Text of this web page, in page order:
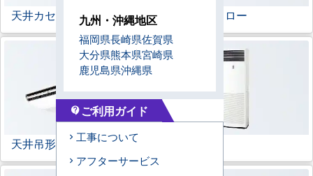
天井カセット形 4方向 ラウンドフロー
天井吊形
九州・沖縄地区
福岡県長崎県佐賀県
大分県熊本県宮崎県
鹿児島県沖縄県
contact_support ご利用ガイド
工事について
アフターサービス